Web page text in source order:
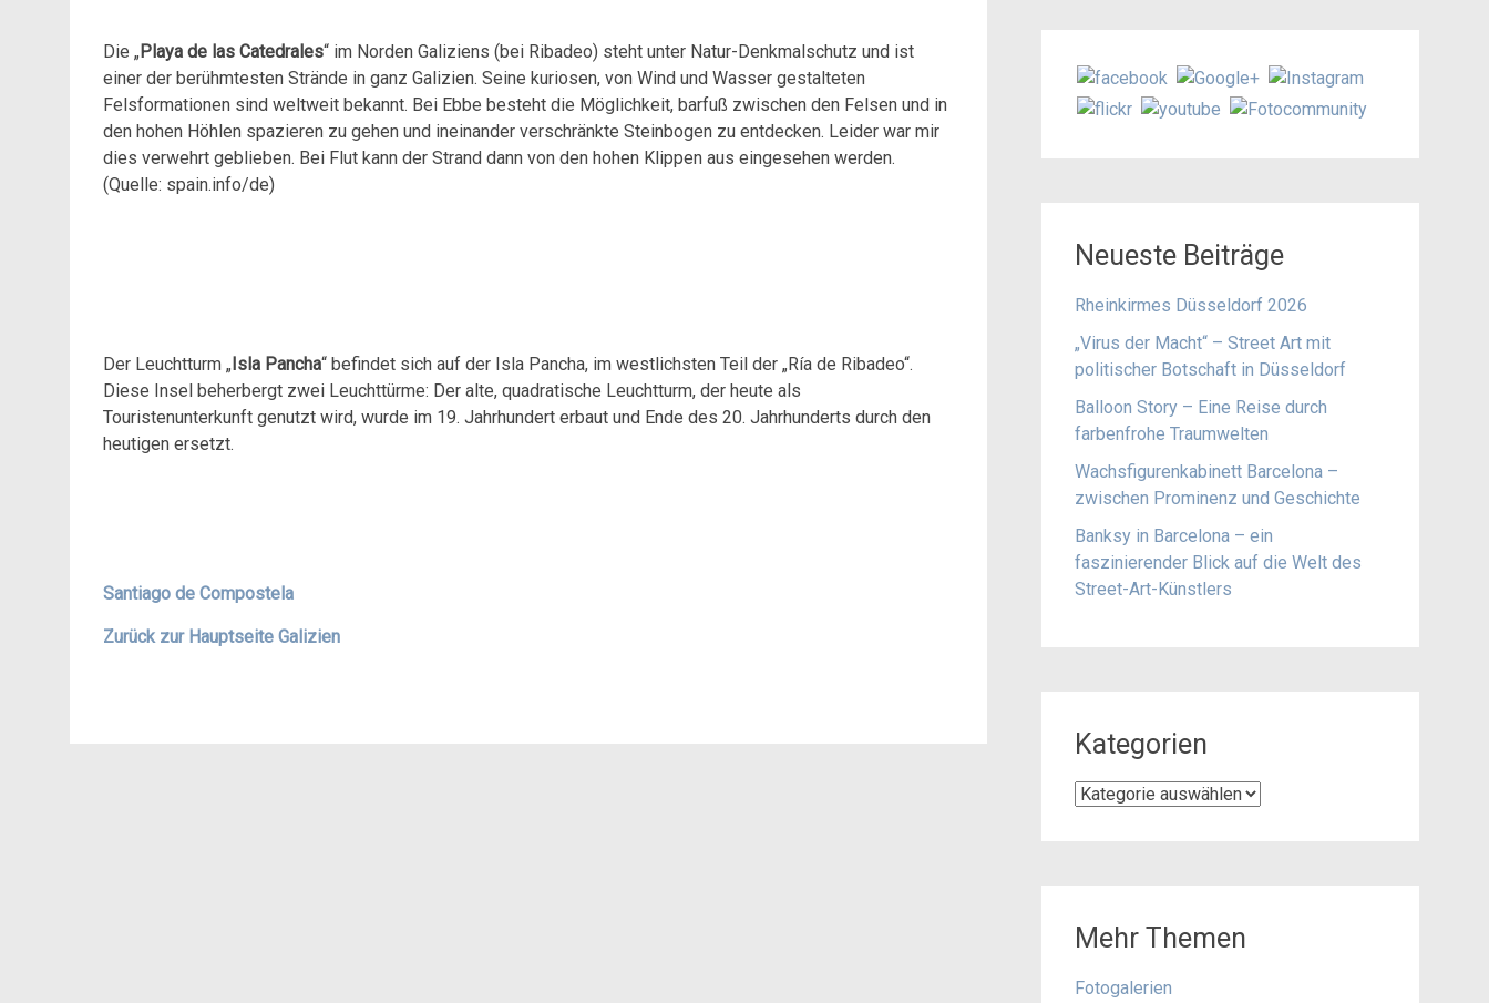
Die „Playa de las Catedrales“ im Norden Galiziens (bei Ribadeo) steht unter Natur-Denkmalschutz und ist
einer der berühmtesten Strände in ganz Galizien. Seine kuriosen, von Wind und Wasser gestalteten
Felsformationen sind weltweit bekannt. Bei Ebbe besteht die Möglichkeit, barfuß zwischen den Felsen und in
den hohen Höhlen spazieren zu gehen und ineinander verschränkte Steinbogen zu entdecken. Leider war mir
dies verwehrt geblieben. Bei Flut kann der Strand dann von den hohen Klippen aus eingesehen werden.
(Quelle: spain.info/de)
Der Leuchtturm „Isla Pancha“ befindet sich auf der Isla Pancha, im westlichsten Teil der „Ría de Ribadeo“.
Diese Insel beherbergt zwei Leuchttürme: Der alte, quadratische Leuchtturm, der heute als
Touristenunterkunft genutzt wird, wurde im 19. Jahrhundert erbaut und Ende des 20. Jahrhunderts durch den
heutigen ersetzt.
Santiago de Compostela
Zurück zur Hauptseite Galizien
Neueste Beiträge
Rheinkirmes Düsseldorf 2026
„Virus der Macht“ – Street Art mit
politischer Botschaft in Düsseldorf
Balloon Story – Eine Reise durch
farbenfrohe Traumwelten
Wachsfigurenkabinett Barcelona –
zwischen Prominenz und Geschichte
Banksy in Barcelona – ein
faszinierender Blick auf die Welt des
Street-Art-Künstlers
Kategorien
Kategorien
Mehr Themen
Fotogalerien